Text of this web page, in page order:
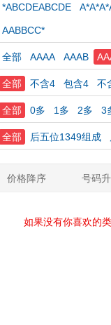
*ABCDEABCDE
AABBCC*
全部 AAAA AAAB
全部 不含4 包含4 不
全部 0多 1多 2多 3
全部 后五位1349组成
价格降序 号码
如果没有你喜欢的